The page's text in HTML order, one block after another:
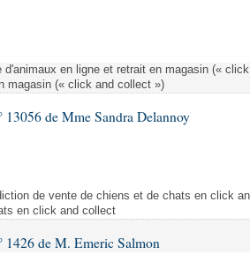
des lois
des lois
orales
débats
d'animaux en ligne et retrait en magasin («
magasin (« click and collect »)
13056 de Mme Sandra Delannoy
de vente de chiens et de chats en click
en click and collect
1426 de M. Emeric Salmon